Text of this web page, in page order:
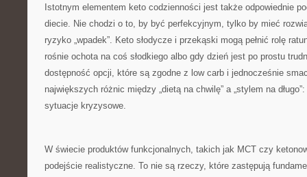
Istotnym elementem keto codzienności jest także odpowiednie
diecie. Nie chodzi o to, by być perfekcyjnym, tylko by mieć
ryzyko „wpadek”. Keto słodycze i przekąski mogą pełnić rolę
rośnie ochota na coś słodkiego albo gdy dzień jest po prostu
dostępność opcji, które są zgodne z low carb i jednocześnie
największych różnic między „dietą na chwilę” a „stylem na
sytuacje kryzysowe.
W świecie produktów funkcjonalnych, takich jak MCT czy
podejście realistyczne. To nie są rzeczy, które zastępują